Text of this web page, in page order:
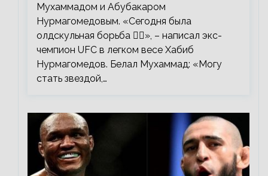
Мухаммадом и Абубакаром
Нурмагомедовым. «Сегодня была
олдскульная борьба 🤼‍♂️», – написал экс-
чемпион UFC в легком весе Хабиб
Нурмагомедов. Белал Мухаммад: «Могу
стать звездой,…